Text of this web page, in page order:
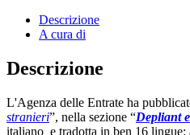
Descrizione
A cura di
Descrizione
L'Agenza delle Entrate ha
stranieri”, nella sezione “Depliant e
italiano e tradotta in ben 16 lingue: